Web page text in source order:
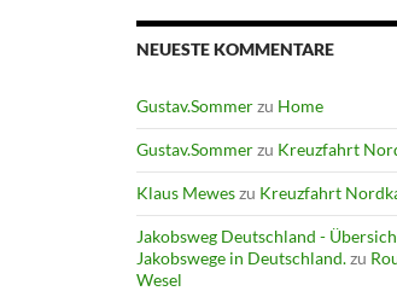
NEUESTE KOMMENTARE
Gustav.Sommerzu Home
Gustav.Sommerzu Kreuzfahrt
Klaus Meweszu Kreuzfahrt
Jakobsweg Deutschland -
Jakobswege in Deutschland.zu
Wesel